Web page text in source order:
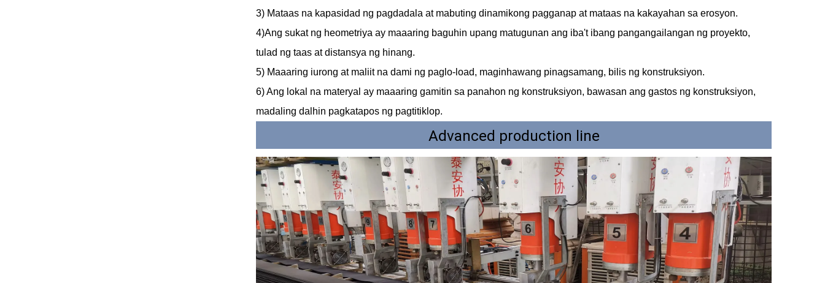
3) Mataas na kapasidad ng pagdadala at mabuting dinamikong pagganap at mataas na kakayahan sa erosyon.
4)Ang sukat ng heometriya ay maaaring baguhin upang matugunan ang iba't ibang pangangailangan ng proyekto,
tulad ng taas at distansya ng hinang.
5) Maaaring iurong at maliit na dami ng paglo-load, maginhawang pinagsamang, bilis ng konstruksiyon.
6) Ang lokal na materyal ay maaaring gamitin sa panahon ng konstruksiyon, bawasan ang gastos ng konstruksiyon,
madaling dalhin pagkatapos ng pagtitiklop.
Advanced production line